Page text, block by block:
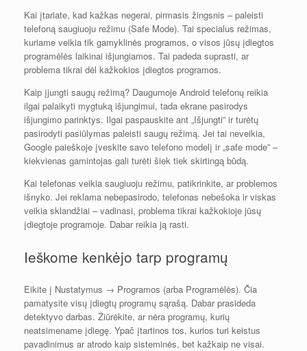
Kai įtariate, kad kažkas negerai, pirmasis žingsnis – paleisti
telefoną saugiuoju režimu (Safe Mode). Tai specialus režimas,
kuriame veikia tik gamyklinės programos, o visos jūsų įdiegtos
programėlės laikinai išjungiamos. Tai padeda suprasti, ar
problema tikrai dėl kažkokios įdiegtos programos.
Kaip įjungti saugų režimą? Daugumoje Android telefonų reikia
ilgai palaikyti mygtuką išjungimui, tada ekrane pasirodys
išjungimo parinktys. Ilgai paspauskite ant „Išjungti” ir turėtų
pasirodyti pasiūlymas paleisti saugų režimą. Jei tai neveikia,
Google paieškoje įveskite savo telefono modelį ir „safe mode” –
kiekvienas gamintojas gali turėti šiek tiek skirtingą būdą.
Kai telefonas veikia saugiuoju režimu, patikrinkite, ar problemos
išnyko. Jei reklama nebepasirodo, telefonas nebešoka ir viskas
veikia sklandžiai – vadinasi, problema tikrai kažkokioje jūsų
įdiegtoje programoje. Dabar reikia ją rasti.
Ieškome kenkėjo tarp programų
Eikite į Nustatymus → Programos (arba Programėlės). Čia
pamatysite visų įdiegtų programų sąrašą. Dabar prasideda
detektyvo darbas. Žiūrėkite, ar nėra programų, kurių
neatsimename įdiegę. Ypač įtartinos tos, kurios turi keistus
pavadinimus ar atrodo kaip sisteminės, bet kažkaip ne visai.